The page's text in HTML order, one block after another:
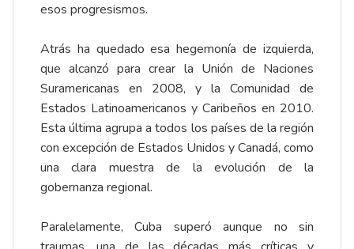
esos progresismos.
Atrás ha quedado esa hegemonía de izquierda,
que alcanzó para crear la Unión de Naciones
Suramericanas en 2008, y la Comunidad de
Estados Latinoamericanos y Caribeños en 2010.
Esta última agrupa a todos los países de la región
con excepción de Estados Unidos y Canadá, como
una clara muestra de la evolución de la
gobernanza regional.
Paralelamente, Cuba superó aunque no sin